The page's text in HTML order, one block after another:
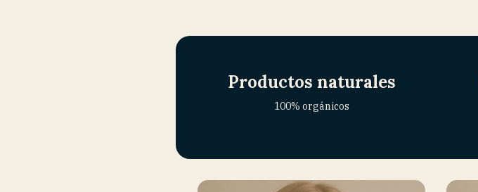
Productos naturales
100% orgánicos